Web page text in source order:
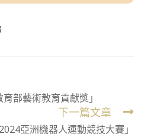
部藝術教育貢獻獎」
下一篇文章
亞洲機器人運動競技大賽」